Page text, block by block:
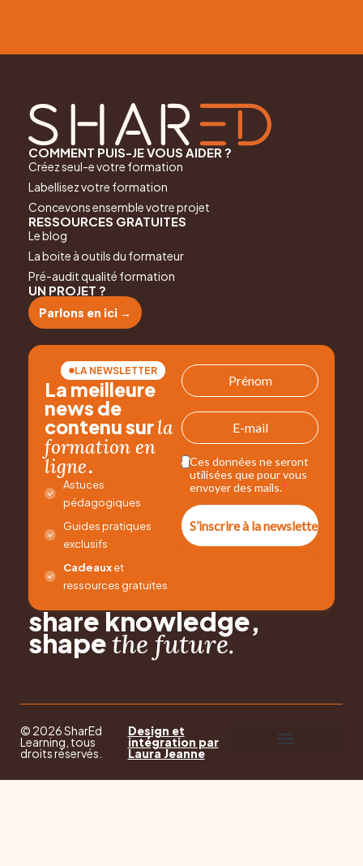
COMMENT PUIS-JE VOUS AIDER ?
Créez seul-e votre formation
Labellisez votre formation
Concevons ensemble votre projet
RESSOURCES GRATUITES
Le blog
La boite à outils du formateur
Pré-audit qualité formation
UN PROJET ?
Parlons en ici →
LA NEWSLETTER
La meilleure
news de
contenu surla
formation en
ligne.
Astuces
pédagogiques
Guides pratiques
exclusifs
Cadeauxet
ressources gratuites
Ces données ne seront
utilisées que pour vous
envoyer des mails.
S’inscrire à la newsletter
share knowledge,
shapethe future.
© 2026 SharEd
Learning, tous
droits réservés.
Design et
intégration par
Laura Jeanne